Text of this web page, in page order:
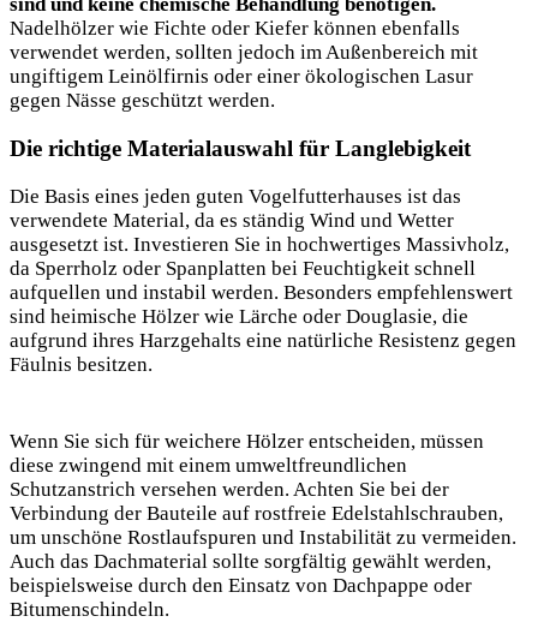
Nadelhölzer wie Fichte oder Kiefer können ebenfalls
verwendet werden, sollten jedoch im Außenbereich mit
ungiftigem Leinölfirnis oder einer ökologischen Lasur
gegen Nässe geschützt werden.
Die richtige Materialauswahl für Langlebigkeit
Die Basis eines jeden guten Vogelfutterhauses ist das
verwendete Material, da es ständig Wind und Wetter
ausgesetzt ist. Investieren Sie in hochwertiges Massivholz,
da Sperrholz oder Spanplatten bei Feuchtigkeit schnell
aufquellen und instabil werden. Besonders empfehlenswert
sind heimische Hölzer wie Lärche oder Douglasie, die
aufgrund ihres Harzgehalts eine natürliche Resistenz gegen
Fäulnis besitzen.
Wenn Sie sich für weichere Hölzer entscheiden, müssen
diese zwingend mit einem umweltfreundlichen
Schutzanstrich versehen werden. Achten Sie bei der
Verbindung der Bauteile auf rostfreie Edelstahlschrauben,
um unschöne Rostlaufspuren und Instabilität zu vermeiden.
Auch das Dachmaterial sollte sorgfältig gewählt werden,
beispielsweise durch den Einsatz von Dachpappe oder
Bitumenschindeln.